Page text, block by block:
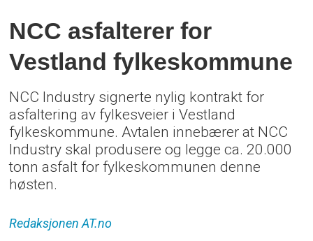
NCC asfalterer for
Vestland fylkeskommune
NCC Industry signerte nylig kontrakt for
asfaltering av fylkesveier i Vestland
fylkeskommune. Avtalen innebærer at NCC
Industry skal produsere og legge ca. 20.000
tonn asfalt for fylkeskommunen denne
høsten.
Redaksjonen AT.no